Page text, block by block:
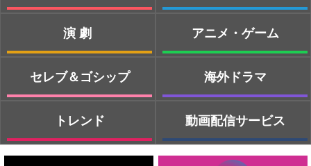
演劇
セレブ＆ゴシップ
トレンド
アニメ・ゲーム
海外ドラマ
動画配信サービス